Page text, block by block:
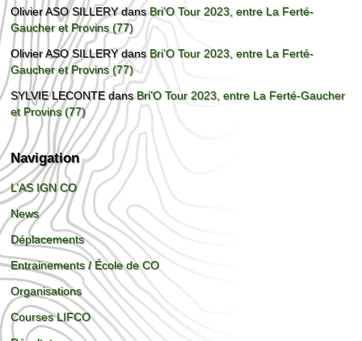
Olivier ASO SILLERYdansBri’O Tour 2023, entre La Ferté-
Gaucher et Provins (77)
Olivier ASO SILLERYdans Bri’O Tour 2023, entre La Ferté-
Gaucher et Provins (77)
SYLVIE LECONTEdansBri’O Tour 2023, entre La Ferté-Gaucher
et Provins (77)
Navigation
L’AS IGN CO
News
Déplacements
Entrainements / École de CO
Organisations
Courses LIFCO